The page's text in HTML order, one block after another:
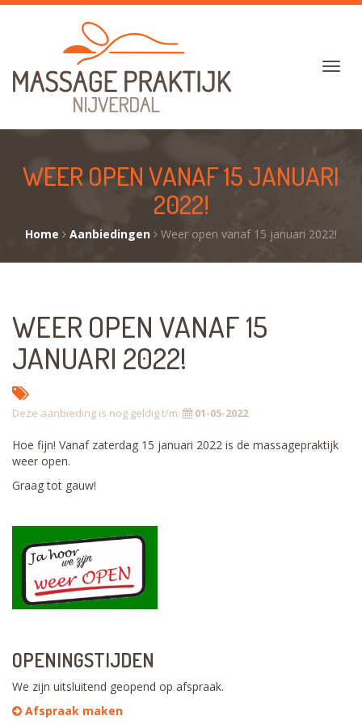
WEER OPEN VANAF 15 JANUARI
2022!
Home Aanbiedingen Weer open vanaf 15 januari 2022!
WEER OPEN VANAF 15
JANUARI 2022!
Deze aanbieding is nog geldig t/m: 01-05-2022
Hoe fijn! Vanaf zaterdag 15 januari 2022 is de massagepraktijk
weer open.
Graag tot gauw!
OPENINGSTIJDEN
We zijn uitsluitend geopend op afspraak.
Afspraak maken